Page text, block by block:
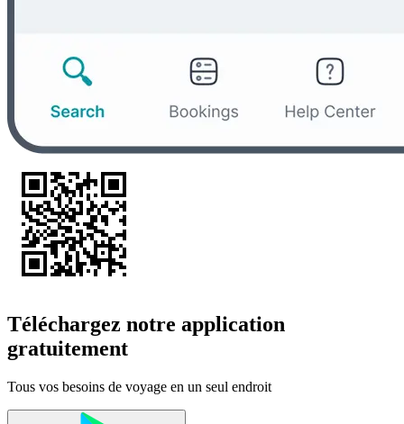
Téléchargez notre application
gratuitement
Tous vos besoins de voyage en un seul endroit